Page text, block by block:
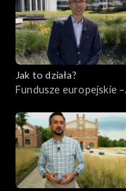
Jak to działa?
Fundusze europejskie –